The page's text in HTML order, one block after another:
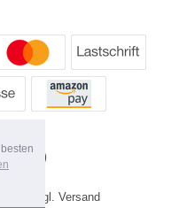
evtl. zzgl. Versand